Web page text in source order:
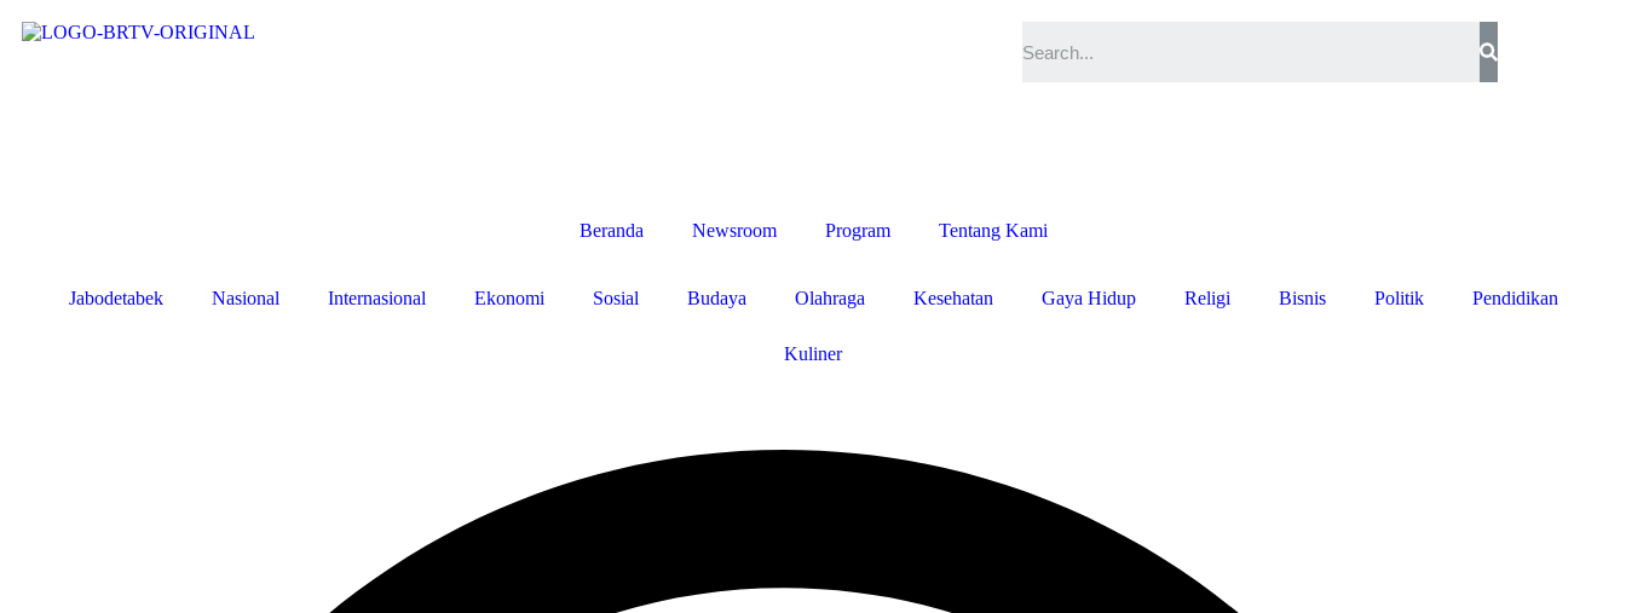
Beranda Newsroom Program Tentang Kami
Jabodetabek Nasional Internasional Ekonomi Sosial Budaya Olahraga Kesehatan Gaya Hidup Religi Bisnis Politik Pendidikan
Kuliner